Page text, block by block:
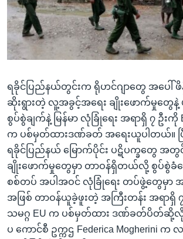
ညွန်း
စာမျက်နှာ
သို့
ကျော်
ရန်
ရှာဖွေ
ရန်
နေရာ
သို့
ကျော်
ရန်
Learning English
ဗွီအိုအေ လူမှုကွန်ယက်များ
ဘာသာစကားများ
ရခိုင်ပြည်နယ်တွင်းက ရိုဟင်ဂျာတွေ အပေါ် ဖိ
ဆိုးရွားတဲ့ လူ့အခွင့်အရေး ချိုးဖောက်မှုတွေ
စွပ်စွဲချက်နဲ့ မြန်မာ လုံခြုံရေး အရာရှိ ၇ ဦးကို
က ပစ်မှတ်ထားဒဏ်ခတ် အရေးယူပါတယ်။ ပ
ရခိုင်ပြည်နယ် မြောက်ပိုင်း ပဋိပက္ခတွေ အ
ချိုးဖောက်မှုတွေမှာ တာဝန်ရှိတယ်လို့ စွပ်စွဲခံန
စစ်တပ် အပါအဝင် လုံခြုံရေး တပ်ဖွဲ့တွေမှာ
အဖြစ် တာဝန်ယူခဲ့ဖူးတဲ့ အကြီးတန်း အရာရှိ
သမဂ္ဂ EU က ပစ်မှတ်ထား ဒဏ်ခတ်ပိတ်ဆို့လို
ပ ကောင်စီ ဥက္ကဌ Federica Mogherini